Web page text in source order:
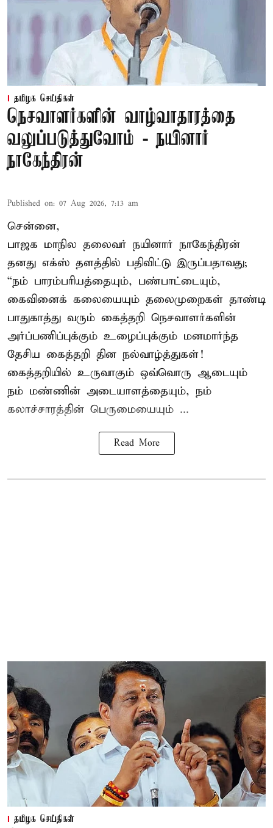
தமிழக செய்திகள்
நெசவாளர்களின் வாழ்வாதாரத்தை
வலுப்படுத்துவோம் - நயினார்
நாகேந்திரன்
Published on: 07 Aug 2026, 7:13 am
சென்னை,
பாஜக மாநில தலைவர் நயினார் நாகேந்திரன்
தனது எக்ஸ் தளத்தில் பதிவிட்டு இருப்பதாவது;
“நம் பாரம்பரியத்தையும், பண்பாட்டையும்,
கைவினைக் கலையையும் தலைமுறைகள் தாண்டி
பாதுகாத்து வரும் கைத்தறி நெசவாளர்களின்
அர்ப்பணிப்புக்கும் உழைப்புக்கும் மனமார்ந்த
தேசிய கைத்தறி தின நல்வாழ்த்துகள்!
கைத்தறியில் உருவாகும் ஒவ்வொரு ஆடையும்
நம் மண்ணின் அடையாளத்தையும், நம்
கலாச்சாரத்தின் பெருமையையும் ...
Read More
தமிழக செய்திகள்